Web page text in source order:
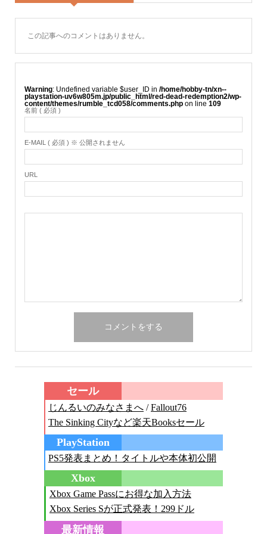
この記事へのコメントはありません。
Warning : Undefined variable $user_ID in /home/hobby-tn/xn--
playstation-uv6w805m.jp/public_html/red-dead-redemption2/wp-
content/themes/rumble_tcd058/comments.phpon line 109
名前 ( 必須 )
E-MAIL ( 必須 ) ※ 公開されません
URL